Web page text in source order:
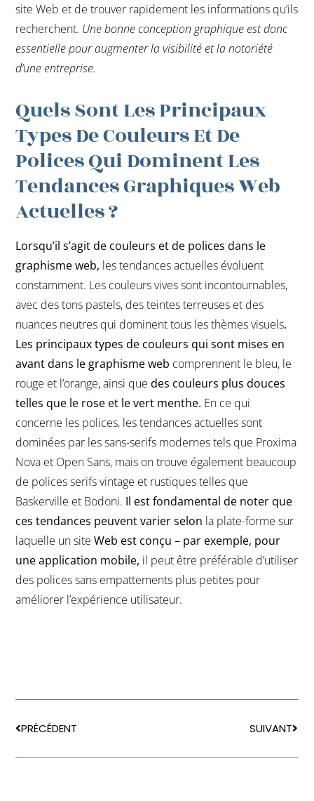
site Web et de trouver rapidement les informations qu’ils
recherchent. Une bonne conception graphique est donc
essentielle pour augmenter la visibilité et la notoriété
d’une entreprise.
Quels Sont Les Principaux
Types De Couleurs Et De
Polices Qui Dominent Les
Tendances Graphiques Web
Actuelles ?
Lorsqu’il s’agit de couleurs et de polices dans le
graphisme web, les tendances actuelles évoluent
constamment. Les couleurs vives sont incontournables,
avec des tons pastels, des teintes terreuses et des
nuances neutres qui dominent tous les thèmes visuels.
Les principaux types de couleurs qui sont mises en
avant dans le graphisme web comprennent le bleu, le
rouge et l’orange, ainsi quedes couleurs plus douces
telles que le rose et le vert menthe. En ce qui
concerne les polices, les tendances actuelles sont
dominées par les sans-serifs modernes tels que Proxima
Nova et Open Sans, mais on trouve également beaucoup
de polices serifs vintage et rustiques telles que
Baskerville et Bodoni. Il est fondamental de noter que
ces tendances peuvent varier selon la plate-forme sur
laquelle un siteWeb est conçu – par exemple, pour
une application mobile, il peut être préférable d’utiliser
des polices sans empattements plus petites pour
améliorer l’expérience utilisateur.
PRÉCÉDENT SUIVANT